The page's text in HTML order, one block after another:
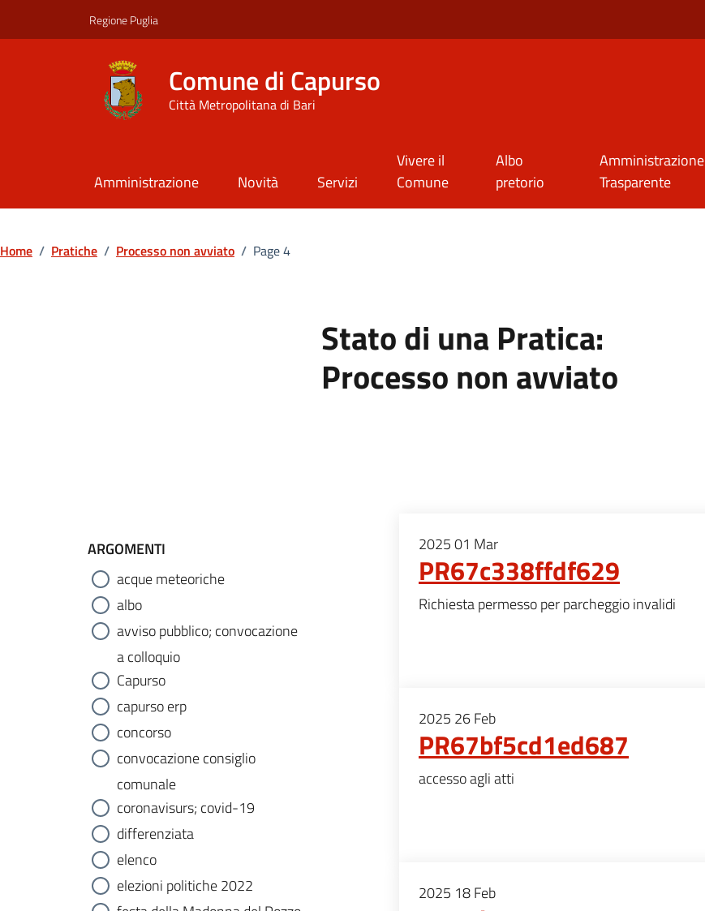
Regione Puglia
Comune di Capurso
Città Metropolitana di Bari
Amministrazione Novità Servizi
Vivere il
Comune
Albo
pretorio
Amministrazione
Trasparente
Home / Pratiche / Processo non avviato / Page 4
Stato di una Pratica:
Processo non avviato
ARGOMENTI
acque meteoriche
albo
avviso pubblico; convocazione
a colloquio
Capurso
capurso erp
concorso
convocazione consiglio
comunale
coronavisurs; covid-19
differenziata
elenco
elezioni politiche 2022
202501 Mar
PR67c338ffdf629
Richiesta permesso per parcheggio invalidi
2025 26Feb
PR67bf5cd1ed687
accesso agli atti
2025 18Feb